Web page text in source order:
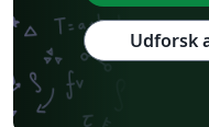
Udforsk